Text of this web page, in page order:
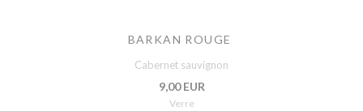
BARKAN ROUGE
Cabernet sauvignon
9,00 EUR
Verre